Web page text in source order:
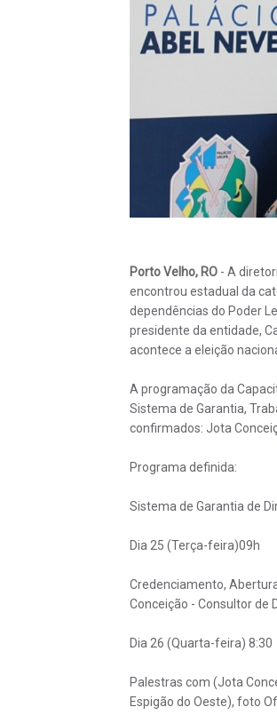
Porto Velho, RO - A
encontrou estadual da
dependências do Poder
presidente da entidade,
acontece a eleição
A programação da
Sistema de Garantia,
confirmados: Jota
Programa definida:
Sistema de Garantia de
Dia 25 (Terça-feira)09h
Credenciamento,
Conceição - Consultor de
Dia 26 (Quarta-feira) 8:30
Palestras com (Jota
Espigão do Oeste), foto